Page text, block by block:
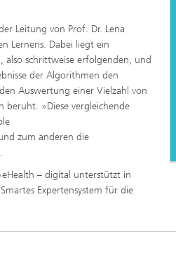
Leitung von Prof. Dr. Lena
Lernens. Dabei liegt ein
schrittweise erfolgenden, und
der Algorithmen den
Auswertung einer Vielzahl von
beruht. »Diese vergleichende
zum anderen die
– digital unterstützt in
Expertensystem für die